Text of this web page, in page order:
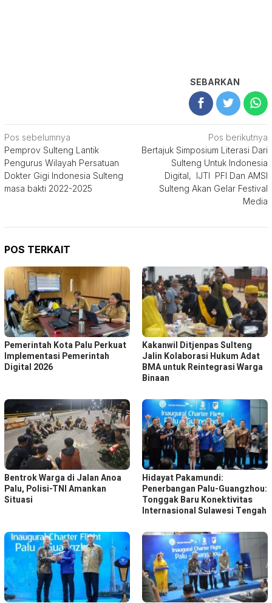
SEBARKAN
Navigasi
pos
Pos sebelumnya
Pemprov Sulteng Lantik
Pengurus Wilayah Persatuan
Dokter Gigi Indonesia Sulteng
masa bakti 2022-2025
Pos berikutnya
Bertajuk Simposium Literasi Dari
Sulteng Untuk Indonesia
Digital, IJTI PFI Dan AMSI
Sulteng Akan Gelar Festival
Media
POS TERKAIT
Pemerintah Kota Palu Perkuat
Implementasi Pemerintah
Digital 2026
Kakanwil Ditjenpas Sulteng
Jalin Kolaborasi Hukum Adat
BMA untuk Reintegrasi Warga
Binaan
Bentrok Warga di Jalan Anoa
Palu, Polisi-TNI Amankan
Situasi
Hidayat Pakamundi:
Penerbangan Palu-Guangzhou:
Tonggak Baru Konektivitas
Internasional Sulawesi Tengah